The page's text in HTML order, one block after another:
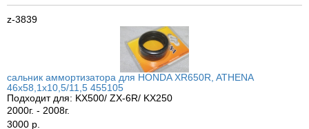
z-3839
сальник аммортизатора для HONDA XR650R, ATHENA
46x58,1x10,5/11,5 455105
Подходит для: KX500/ ZX-6R/ KX250
2000г. - 2008г.
3000 р.